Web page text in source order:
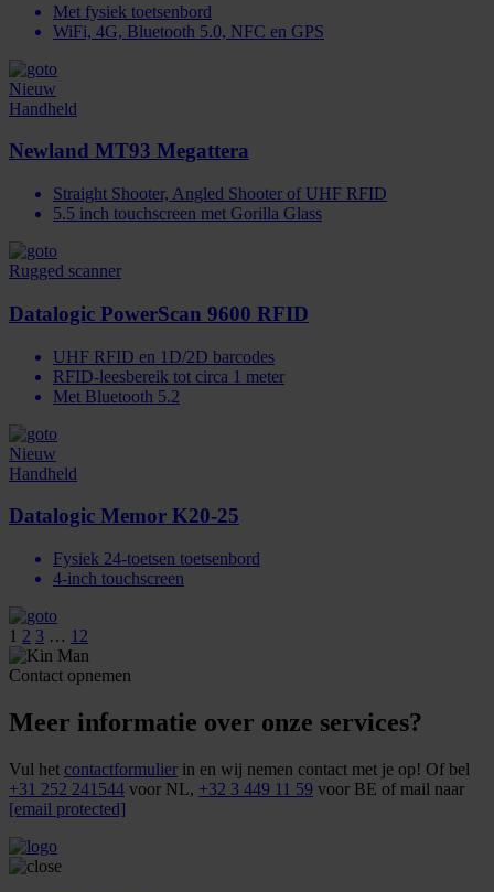
Met fysiek toetsenbord
WiFi, 4G, Bluetooth 5.0, NFC en GPS
Nieuw
Handheld
Newland MT93 Megattera
Straight Shooter, Angled Shooter of UHF RFID
5.5 inch touchscreen met Gorilla Glass
Rugged scanner
Datalogic PowerScan 9600 RFID
UHF RFID en 1D/2D barcodes
RFID-leesbereik tot circa 1 meter
Met Bluetooth 5.2
Nieuw
Handheld
Datalogic Memor K20-25
Fysiek 24-toetsen toetsenbord
4-inch touchscreen
1 2 3 … 12
Contact opnemen
Meer informatie over onze services?
Vul het contactformulier in en wij nemen contact met je op! Of bel
+31 252 241544 voor NL, +32 3 449 11 59 voor BE of mail naar
[email protected]